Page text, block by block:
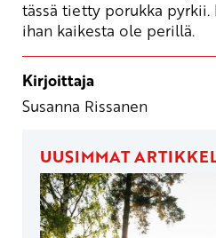
tässä tietty porukka pyrkii.
ihan kaikesta ole perillä.
Kirjoittaja
Susanna Rissanen
UUSIMMAT